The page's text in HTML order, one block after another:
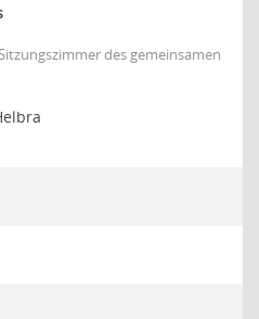
des gemeinsamen